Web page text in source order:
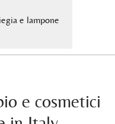
e lampone
e cosmetici